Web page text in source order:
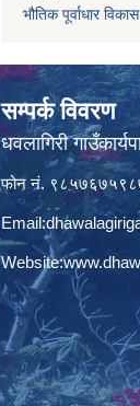
भौतिक पूर्वाधार
सम्पर्क विवरण
धवलागिरी
फोन नं.
Email:
Website: